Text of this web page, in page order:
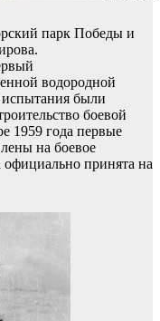
парк Победы и
водородной
испытания были
боевой
1959 года первые
на боевое
официально принята на